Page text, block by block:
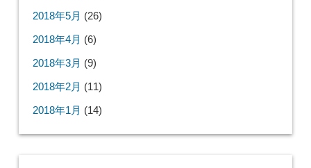
2018年5月 (26)
2018年4月 (6)
2018年3月 (9)
2018年2月 (11)
2018年1月 (14)